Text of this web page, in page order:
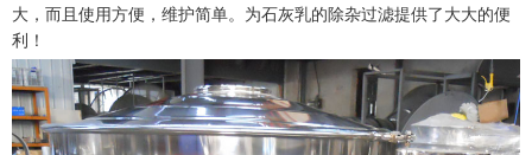
大，而且使用方便，维护简单。为石灰乳的除杂过滤提供了大大的便
利！